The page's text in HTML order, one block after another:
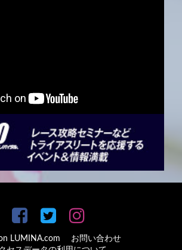
LUMINA.com
お問い合わせ